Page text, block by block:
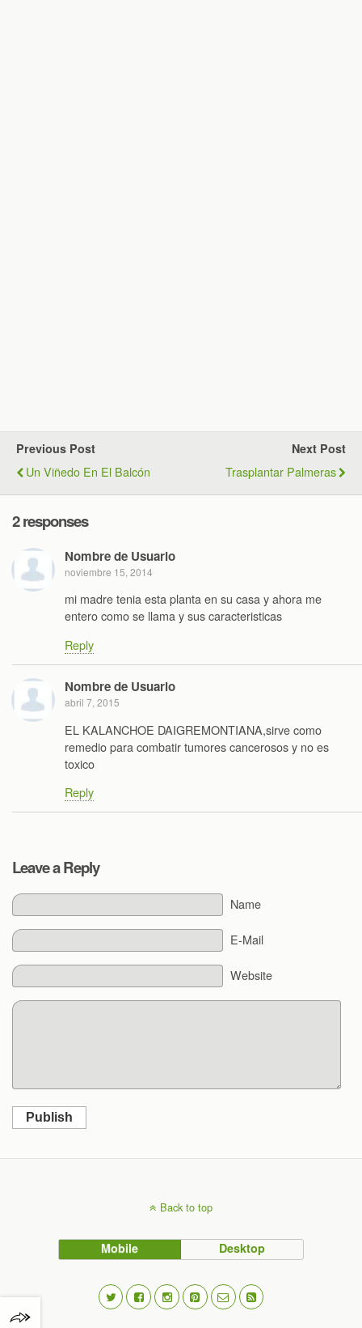
Previous Post
Un Viñedo En El Balcón
Next Post
Trasplantar Palmeras
2 responses
Nombre de Usuario
noviembre 15, 2014
mi madre tenia esta planta en su casa y ahora me
entero como se llama y sus caracteristicas
Reply
Nombre de Usuario
abril 7, 2015
EL KALANCHOE DAIGREMONTIANA,sirve como
remedio para combatir tumores cancerosos y no es
toxico
Reply
Leave a Reply
Name
E-Mail
Website
Publish
Back to top
Mobile Desktop